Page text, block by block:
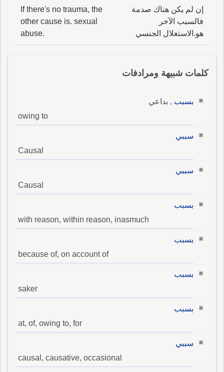
إن لم يكن هناك صدمة
فالسبب الآخر
هو.الاستغلال الجنسي
If there's no trauma, the
other cause is. sexual
abuse.
كلمات شبيهة ومرادفات
بسبب , بداعي
owing to
سببي
Causal
سببي
Causal
بسبب
with reason, within reason, inasmuch
بسبب
because of, on account of
بسبب
saker
بسبب
at, of, owing to, for
سببي
causal, causative, occasional